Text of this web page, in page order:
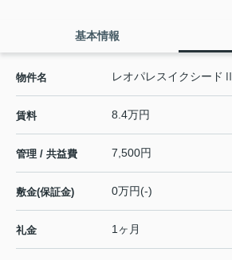
基本情報
物件名 レオパレスイクシードⅡ
賃料 8.4万円
管理 / 共益費 7,500円
敷金(保証金) 0万円(-)
礼金 1ヶ月